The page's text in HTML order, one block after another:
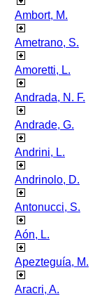
Ambort, M.
Ametrano, S.
Amoretti, L.
Andrada, N. F.
Andrade, G.
Andrini, L.
Andrinolo, D.
Antonucci, S.
Aón, L.
Apezteguía, M.
Aracri, A.